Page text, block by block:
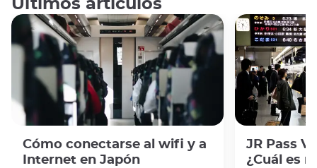
Últimos artículos
Cómo conectarse al wifi y a
Internet en Japón
JR Pass
¿Cuál es